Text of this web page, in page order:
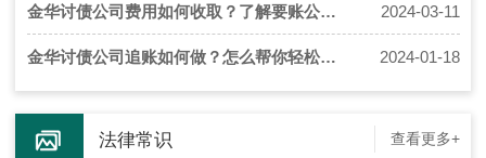
和…
金华讨债公司费用如何收取？了解要账公司的收费方式 2024-03-11
金华讨债公司追账如何做？怎么帮你轻松讨债？ 2024-01-18
法律常识 查看更多+